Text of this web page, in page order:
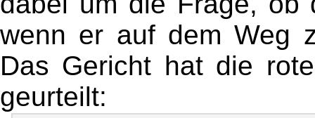
wenn er auf dem Weg
Das Gericht hat die
geurteilt: